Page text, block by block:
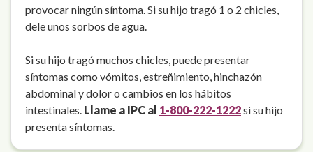
provocar ningún síntoma. Si su hijo tragó 1 o 2 chicles,
dele unos sorbos de agua.
Si su hijo tragó muchos chicles, puede presentar
síntomas como vómitos, estreñimiento, hinchazón
abdominal y dolor o cambios en los hábitos
intestinales. Llame a IPC al 1-800-222-1222si su hijo
presenta síntomas.